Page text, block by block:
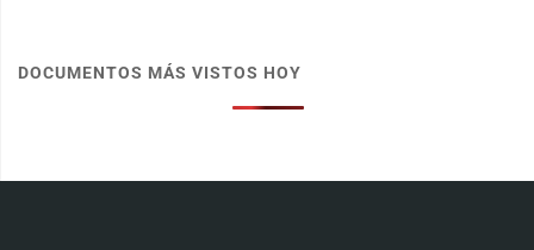
DOCUMENTOS MÁS VISTOS HOY